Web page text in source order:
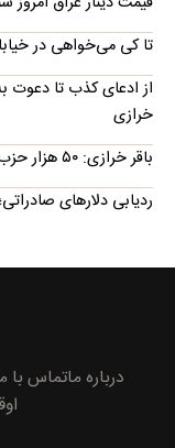
تا کی می‌خواهی در
از ادعای کذب تا دعوت
خرازی‌
باقر خرازی: ۵۰ هزار حزب‌اللهی بریزند خیابان‌ها و بی حجاب‌ها را بکشند
ردیابی دلارهای صادراتی؛ ۲۲۸ میلیارد دلار کجا
درباره ماتماس با